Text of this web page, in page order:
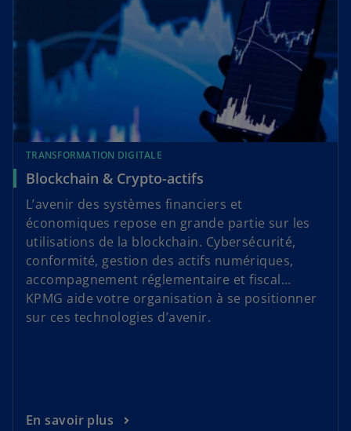
TRANSFORMATION DIGITALE
Blockchain & Crypto-actifs
L’avenir des systèmes financiers et
économiques repose en grande partie sur les
utilisations de la blockchain. Cybersécurité,
conformité, gestion des actifs numériques,
accompagnement réglementaire et fiscal…
KPMG aide votre organisation à se positionner
sur ces technologies d’avenir.
En savoir plus